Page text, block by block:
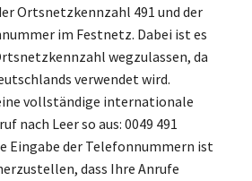
Ortsnetzkennzahl 491 und der
im Festnetz. Dabei ist es
wegzulassen, da
verwendet wird.
vollständige internationale
nach Leer so aus: 0049 491
Eingabe der Telefonnummern ist
dass Ihre Anrufe